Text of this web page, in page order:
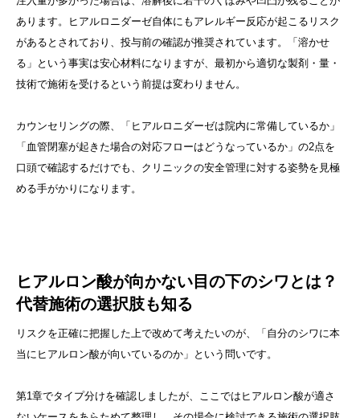
あります。ヒアルロニダーゼ自体にもアレルギー反応が起こるリスク
があるとされており、投与前の確認が推奨されています。「溶かせ
る」という事実は安心材料になりますが、最初から適切な製剤・量・
技術で施術を受けるという前提は変わりません。
カウンセリングの際、「ヒアルロニダーゼは院内に常備しているか」
「血管閉塞が起きた場合の対応フローはどうなっているか」の2点を
口頭で確認するだけでも、クリニックの安全管理に対する姿勢を見極
める手がかりになります。
ヒアルロン酸が向かない目の下のシワとは？
代替施術の選択肢も知る
リスクを正確に把握した上で改めて考えたいのが、「自分のシワに本
当にヒアルロン酸が向いているのか」という問いです。
第1章でタイプ分けを確認しましたが、ここではヒアルロン酸が適さ